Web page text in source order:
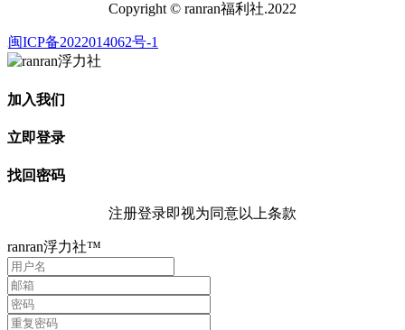
Copyright © ranran福利社.2022
闽ICP备2022014062号-1
加入我们
立即登录
找回密码
注册登录即视为同意以上条款
ranran浮力社™